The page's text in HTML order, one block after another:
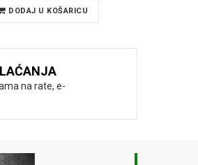
DODAJ U KOŠARICU
na rate, e-